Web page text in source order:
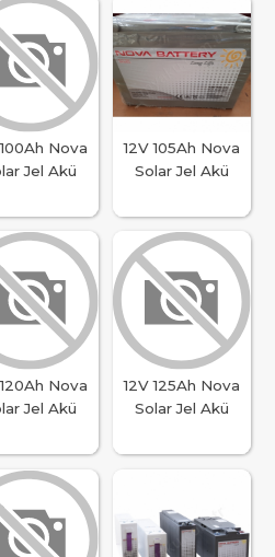
Nova
Jel Akü
12V 105Ah Nova
Solar Jel Akü
Nova
Jel Akü
12V 125Ah Nova
Solar Jel Akü